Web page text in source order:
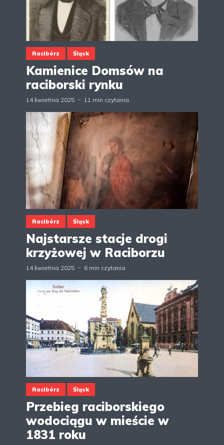
Racibórz Śląsk
Kamienice Domsów na
raciborski rynku
14 kwietnia 2025 11 min czytania
Racibórz Śląsk
Najstarsze stacje drogi
krzyżowej w Raciborzu
14 kwietnia 2025 6 min czytania
Racibórz Śląsk
Przebieg raciborskiego
wodociągu w mieście w
1831 roku